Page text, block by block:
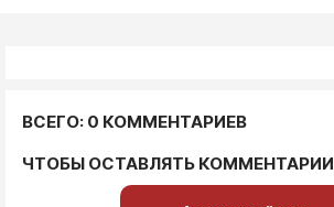
ВСЕГО: 0 КОММЕНТАРИЕВ
ЧТОБЫ ОСТАВЛЯТЬ КОММЕНТАРИИ